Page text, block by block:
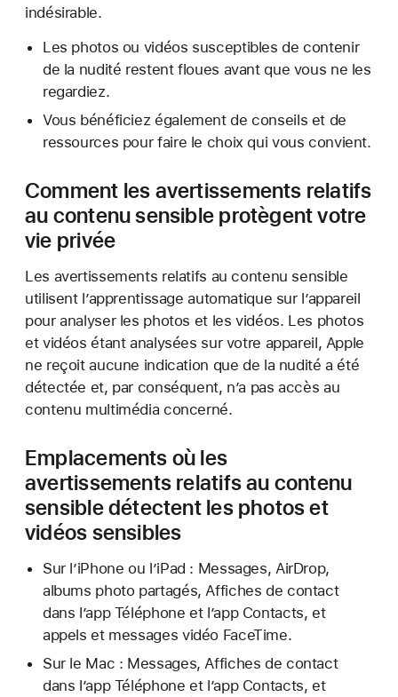
indésirable.
Les photos ou vidéos susceptibles de contenir
de la nudité restent floues avant que vous ne les
regardiez.
Vous bénéficiez également de conseils et de
ressources pour faire le choix qui vous convient.
Comment les avertissements relatifs
au contenu sensible protègent votre
vie privée
Les avertissements relatifs au contenu sensible
utilisent l’apprentissage automatique sur l’appareil
pour analyser les photos et les vidéos. Les photos
et vidéos étant analysées sur votre appareil, Apple
ne reçoit aucune indication que de la nudité a été
détectée et, par conséquent, n’a pas accès au
contenu multimédia concerné.
Emplacements où les
avertissements relatifs au contenu
sensible détectent les photos et
vidéos sensibles
Sur l’iPhone ou l’iPad : Messages, AirDrop,
albums photo partagés, Affiches de contact
dans l’app Téléphone et l’app Contacts, et
appels et messages vidéo FaceTime.
Sur le Mac : Messages, Affiches de contact
dans l’app Téléphone et l’app Contacts, et